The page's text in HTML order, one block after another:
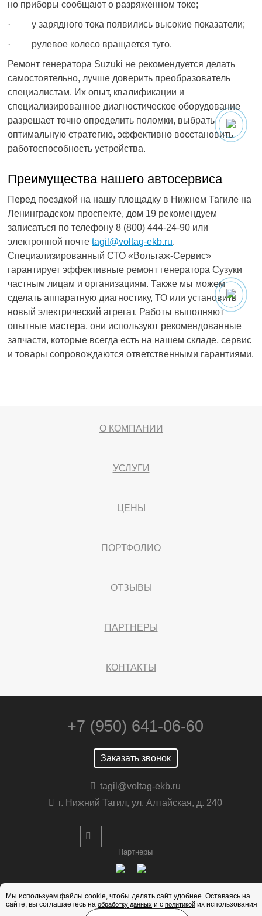
но приборы сообщают о разряженном токе;
· у зарядного тока появились высокие показатели;
· рулевое колесо вращается туго.
Ремонт генератора Suzuki не рекомендуется делать
самостоятельно, лучше доверить преобразователь
специалистам. Их опыт, квалификации и
специализированное диагностическое оборудование
разрешает точно определить поломки, выбрать
оптимальную стратегию, эффективно восстановить
работоспособность устройства.
Преимущества нашего автосервиса
Перед поездкой на нашу площадку в Нижнем Тагиле на
Ленинградском проспекте, дом 19 рекомендуем
записаться по телефону 8 (800) 444-24-90 или
электронной почтеtagil@voltag-ekb.ru.
Специализированный СТО «Вольтаж-Сервис»
гарантирует эффективные ремонт генератора Сузуки
частным лицам и организациям. Также мы можем
сделать аппаратную диагностику, ТО или установить
новый электрический агрегат. Работы выполняют
опытные мастера, они используют рекомендованные
запчасти, которые всегда есть на нашем складе, сервис
и товары сопровождаются ответственными гарантиями.
О КОМПАНИИ
УСЛУГИ
ЦЕНЫ
ПОРТФОЛИО
ОТЗЫВЫ
ПАРТНЕРЫ
КОНТАКТЫ
+7 (950) 641-06-60
Заказать звонок
tagil@voltag-ekb.ru
г. Нижний Тагил, ул. Алтайская, д. 240
Партнеры
Мы используем файлы cookie, чтобы делать сайт удобнее. Оставаясь на
сайте, вы соглашаетесь на обработку данных и с политикой их использования